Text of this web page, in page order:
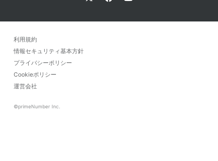
利用規約
情報セキュリティ基本方針
プライバシーポリシー
Cookieポリシー
運営会社
©primeNumber Inc.